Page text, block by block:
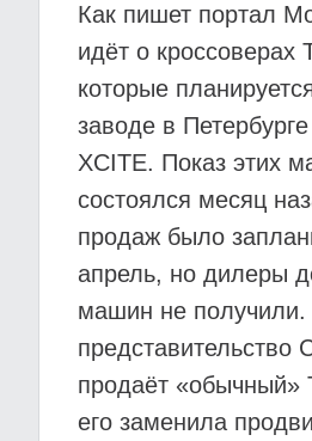
Как пишет портал
идёт о кроссоверах
которые
заводе в
XCITE. Показ этих
состоялся месяц
продаж было
апрель, но дилеры
машин не получили.
представительство
продаёт «обычный»
его заменила